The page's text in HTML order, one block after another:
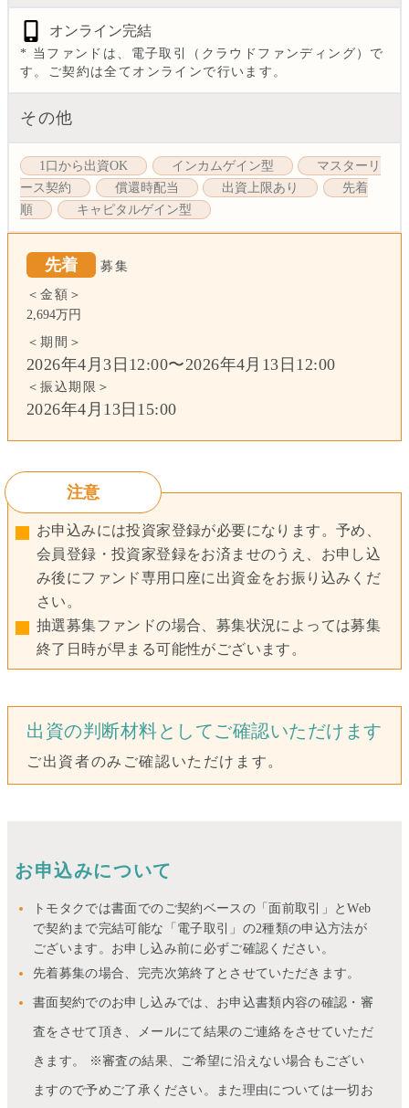
オンライン完結
* 当ファンドは、電子取引（クラウドファンディング）で
す。ご契約は全てオンラインで行います。
その他
1口から出資OK インカムゲイン型
マスターリ
ース契約
償還時配当 出資上限あり
先着
順
キャピタルゲイン型
先着 募集
＜金額＞
2,694万円
＜期間＞
2026年4月3日12:00〜2026年4月13日12:00
＜振込期限＞
2026年4月13日15:00
注意
お申込みには投資家登録が必要になります。予め、
会員登録・投資家登録をお済ませのうえ、お申し込
み後にファンド専用口座に出資金をお振り込みくだ
さい。
抽選募集ファンドの場合、募集状況によっては募集
終了日時が早まる可能性がございます。
出資の判断材料としてご確認いただけます
ご出資者のみご確認いただけます。
お申込みについて
トモタクでは書面でのご契約ベースの「面前取引」とWeb
で契約まで完結可能な「電子取引」の2種類の申込方法が
ございます。お申し込み前に必ずご確認ください。
先着募集の場合、完売次第終了とさせていただきます。
書面契約でのお申し込みでは、お申込書類内容の確認・審
査をさせて頂き、メールにて結果のご連絡をさせていただ
きます。 ※審査の結果、ご希望に沿えない場合もござい
ますので予めご了承ください。また理由については一切お